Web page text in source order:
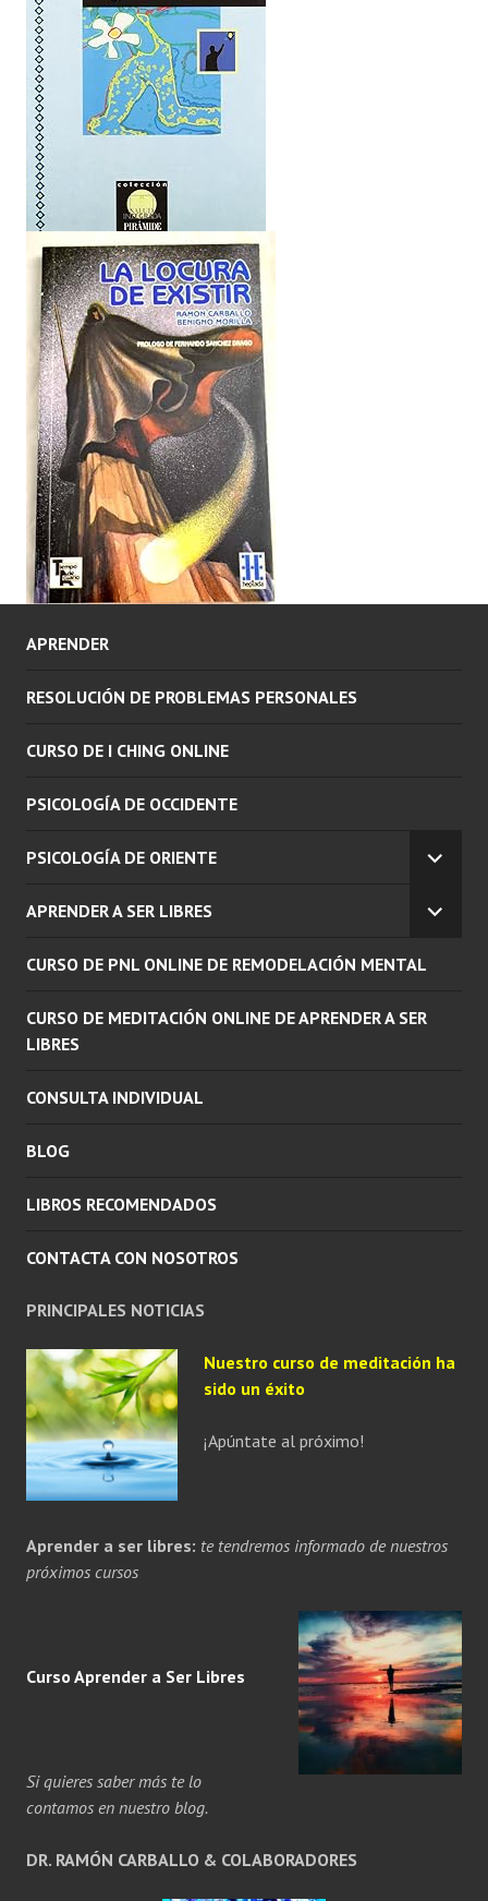
APRENDER
RESOLUCIÓN DE PROBLEMAS PERSONALES
CURSO DE I CHING ONLINE
PSICOLOGÍA DE OCCIDENTE
PSICOLOGÍA DE ORIENTE
MENÚ
APRENDER A SER LIBRES
CURSO DE PNL ONLINE DE REMODELACIÓN MENTAL
CURSO DE MEDITACIÓN ONLINE DE APRENDER A SER
LIBRES
CONSULTA INDIVIDUAL
BLOG
LIBROS RECOMENDADOS
CONTACTA CON NOSOTROS
PRINCIPALES NOTICIAS
Nuestro curso de meditación ha
sido un éxito
¡Apúntate al próximo!
Aprender a ser libres: te tendremos informado de nuestros
próximos cursos
Curso Aprender a Ser Libres
Si quieres saber más te lo
contamos en nuestro blog.
DR. RAMÓN CARBALLO & COLABORADORES